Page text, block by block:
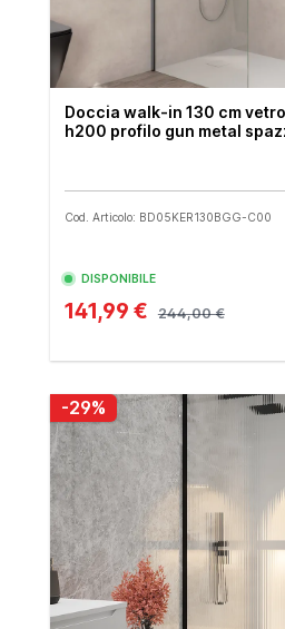
Doccia walk-in 130 cm
h200 profilo gun metal
Cod. Articolo: BD05KER130BGG-C00
DISPONIBILE
141,99 € 244,00 €
-29%